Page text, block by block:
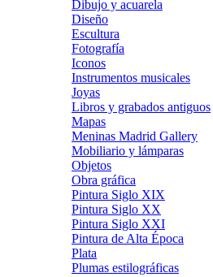
Dibujo y acuarela
Diseño
Escultura
Fotografía
Iconos
Instrumentos musicales
Joyas
Libros y grabados antiguos
Mapas
Meninas Madrid Gallery
Mobiliario y lámparas
Objetos
Obra gráfica
Pintura Siglo XIX
Pintura Siglo XX
Pintura Siglo XXI
Pintura de Alta Época
Plata
Plumas estilográficas